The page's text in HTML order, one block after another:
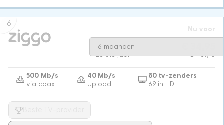
6
500 Mb/s
via coax
40 Mb/s
Upload
80 tv-zenders
69 in HD
Nu voor
6 maanden
Eerste jaar
€ 487,10